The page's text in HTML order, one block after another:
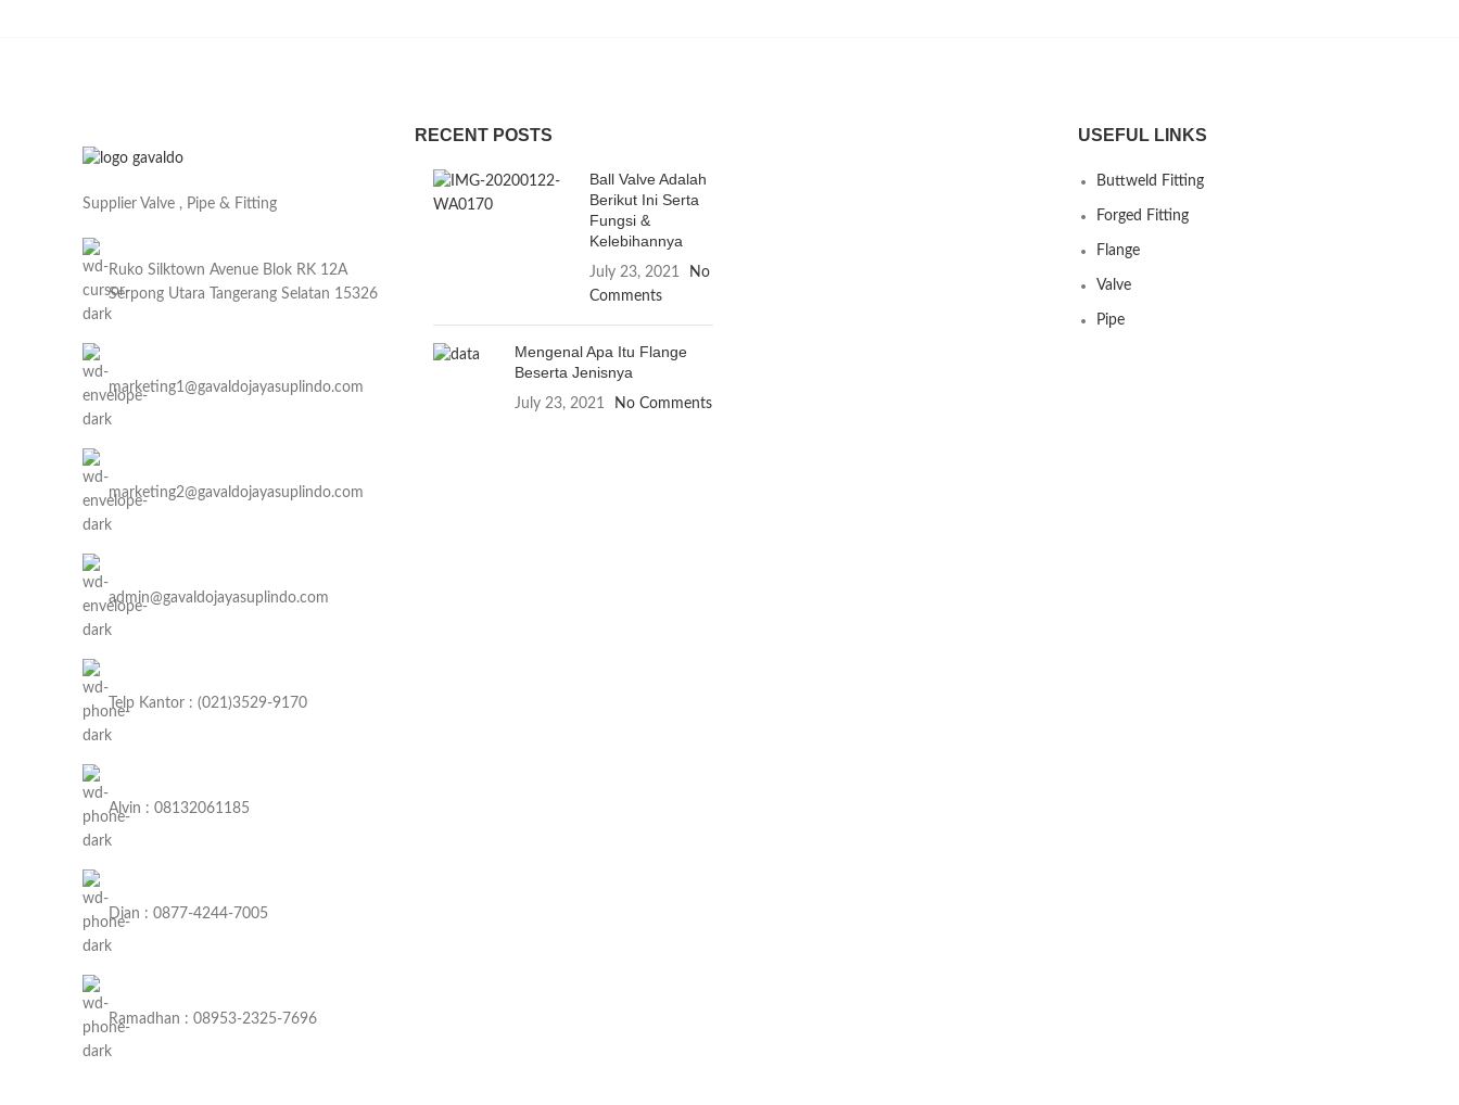
Supplier Valve , Pipe & Fitting
Ruko Silktown Avenue Blok RK 12A
Serpong Utara Tangerang Selatan 15326
marketing1@gavaldojayasuplindo.com
marketing2@gavaldojayasuplindo.com
admin@gavaldojayasuplindo.com
Telp Kantor : (021)3529-9170
Alvin : 08132061185
Dian : 0877-4244-7005
Ramadhan : 08953-2325-7696
RECENT POSTS
Ball Valve Adalah
Berikut Ini Serta
Fungsi &
Kelebihannya
July 23, 2021
No
Comments
Mengenal Apa Itu Flange
Beserta Jenisnya
July 23, 2021 No Comments
USEFUL LINKS
Buttweld Fitting
Forged Fitting
Flange
Valve
Pipe